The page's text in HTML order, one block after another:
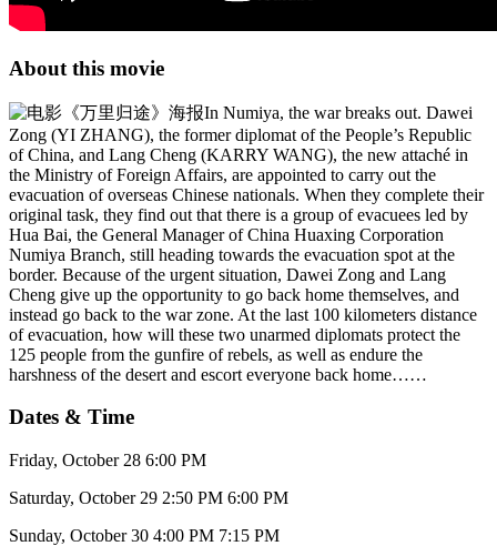
About this movie
In Numiya, the war breaks out. Dawei
Zong (YI ZHANG), the former diplomat of the People’s Republic
of China, and Lang Cheng (KARRY WANG), the new attaché in
the Ministry of Foreign Affairs, are appointed to carry out the
evacuation of overseas Chinese nationals. When they complete their
original task, they find out that there is a group of evacuees led by
Hua Bai, the General Manager of China Huaxing Corporation
Numiya Branch, still heading towards the evacuation spot at the
border. Because of the urgent situation, Dawei Zong and Lang
Cheng give up the opportunity to go back home themselves, and
instead go back to the war zone. At the last 100 kilometers distance
of evacuation, how will these two unarmed diplomats protect the
125 people from the gunfire of rebels, as well as endure the
harshness of the desert and escort everyone back home……
Dates & Time
Friday, October 28 6:00 PM
Saturday, October 29 2:50 PM 6:00 PM
Sunday, October 30 4:00 PM 7:15 PM